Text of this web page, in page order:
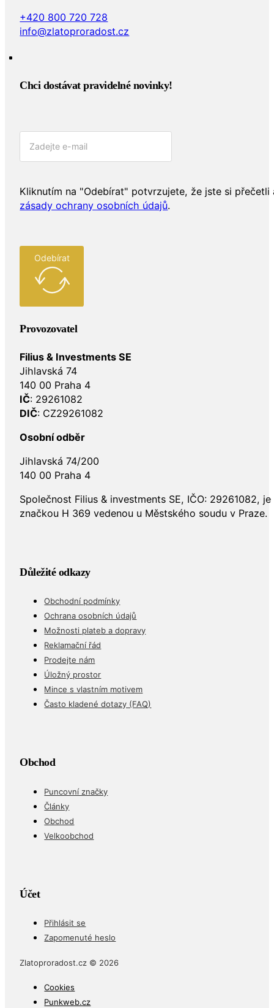
+420 800 720 728
info@zlatoproradost.cz
Chci dostávat pravidelné novinky!​
Kliknutím na "Odebírat" potvrzujete, že jste si přečetli
zásady ochrany osobních údajů.
Odebírat
Provozovatel
Filius & Investments SE
Jihlavská 74
140 00 Praha 4
IČ: 29261082
DIČ: CZ29261082
Osobní odběr
Jihlavská 74/200
140 00 Praha 4
Společnost Filius & investments SE, IČO: 29261082,
značkou H 369 vedenou u Městského soudu v Praze.
Důležité odkazy
Obchodní podmínky
Ochrana osobních údajů
Možnosti plateb a dopravy
Reklamační řád
Prodejte nám
Úložný prostor
Mince s vlastním motivem
Často kladené dotazy (FAQ)
Obchod
Puncovní značky
Články
Obchod
Velkoobchod
Účet
Přihlásit se
Zapomenuté heslo
Zlatoproradost.cz © 2026
Cookies
Punkweb.cz